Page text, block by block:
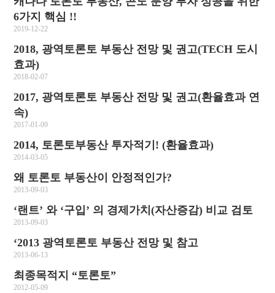
6가지 핵심 !!
2019-12-22
2018, 광역토론토 부동산 전망 및 권고(TECH 도시
효과)
2018-02-07
2017, 광역토론토 부동산 전망 및 권고(환율효과 연
속)
2017-01-09
2014, 토론토부동산 투자적기! (환율효과)
2014-03-05
왜 토론토 부동산이 안정적인가?
2013-09-03
‘랜트’ 와 ‘구입’ 의 경제가치(자산증감) 비교 검토
2013-09-03
‘2013 광역토론토 부동산 전망 및 참고
2013-06-13
최종목적지 “토론토”
2012-05-09